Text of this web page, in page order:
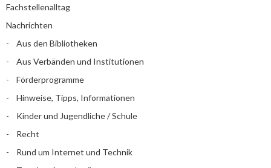
Fachstellenalltag
Nachrichten
Aus den Bibliotheken
Aus Verbänden und Institutionen
Förderprogramme
Hinweise, Tipps, Informationen
Kinder und Jugendliche / Schule
Recht
Rund um Internet und Technik